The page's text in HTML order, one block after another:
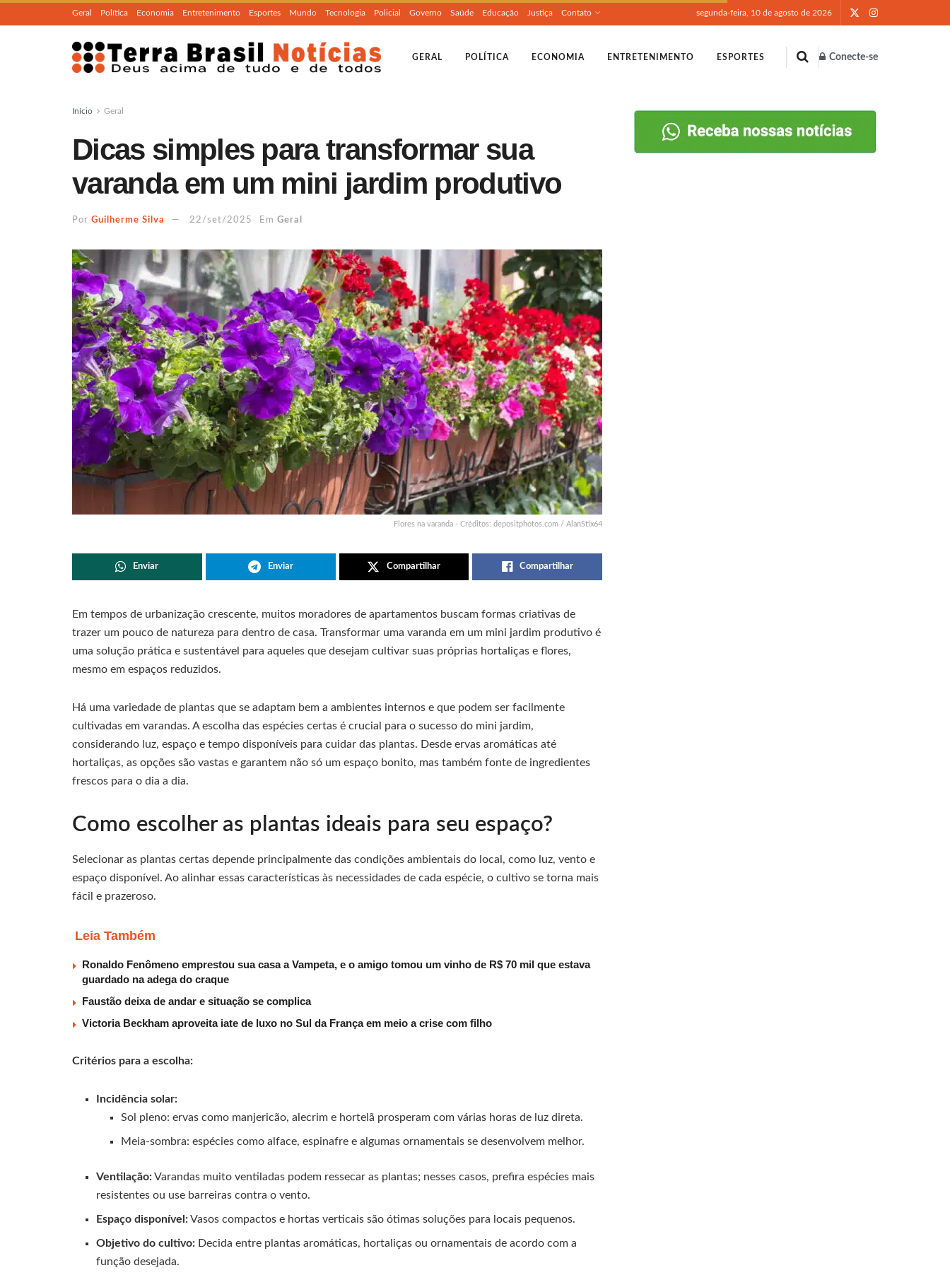
Geral Política Economia Entretenimento Esportes Mundo Tecnologia Policial Governo Saúde Educação Justiça Contato segunda-feira, 10 de agosto de 2026
GERAL POLÍTICA ECONOMIA ENTRETENIMENTO ESPORTES Conecte-se
Início Geral
Dicas simples para transformar sua
varanda em um mini jardim produtivo
Por Guilherme Silva 22/set/2025 Em Geral
Flores na varanda - Créditos: depositphotos.com / AlanStix64
Enviar Enviar Compartilhar Compartilhar
Em tempos de urbanização crescente, muitos moradores de apartamentos buscam formas criativas de
trazer um pouco de natureza para dentro de casa. Transformar uma varanda em um mini jardim produtivo é
uma solução prática e sustentável para aqueles que desejam cultivar suas próprias hortaliças e flores,
mesmo em espaços reduzidos.
Há uma variedade de plantas que se adaptam bem a ambientes internos e que podem ser facilmente
cultivadas em varandas. A escolha das espécies certas é crucial para o sucesso do mini jardim,
considerando luz, espaço e tempo disponíveis para cuidar das plantas. Desde ervas aromáticas até
hortaliças, as opções são vastas e garantem não só um espaço bonito, mas também fonte de ingredientes
frescos para o dia a dia.
Como escolher as plantas ideais para seu espaço?
Selecionar as plantas certas depende principalmente das condições ambientais do local, como luz, vento e
espaço disponível. Ao alinhar essas características às necessidades de cada espécie, o cultivo se torna mais
fácil e prazeroso.
Leia Também
Ronaldo Fenômeno emprestou sua casa a Vampeta, e o amigo tomou um vinho de R$ 70 mil que estava
guardado na adega do craque
Faustão deixa de andar e situação se complica
Victoria Beckham aproveita iate de luxo no Sul da França em meio a crise com filho
Critérios para a escolha:
Incidência solar:
Sol pleno: ervas como manjericão, alecrim e hortelã prosperam com várias horas de luz direta.
Meia-sombra: espécies como alface, espinafre e algumas ornamentais se desenvolvem melhor.
Ventilação:Varandas muito ventiladas podem ressecar as plantas; nesses casos, prefira espécies mais
resistentes ou use barreiras contra o vento.
Espaço disponível:Vasos compactos e hortas verticais são ótimas soluções para locais pequenos.
Objetivo do cultivo: Decida entre plantas aromáticas, hortaliças ou ornamentais de acordo com a
função desejada.